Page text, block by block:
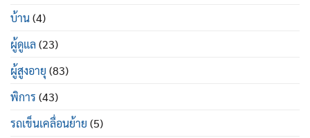
บ้าน(4)
ผู้ดูแล (23)
ผู้สูงอายุ (83)
พิการ (43)
รถเข็นเคลื่อนย้าย (5)